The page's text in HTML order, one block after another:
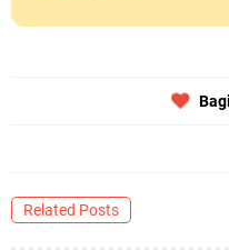
Related Posts